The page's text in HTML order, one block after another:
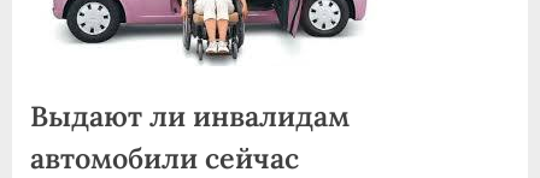
Выдают ли инвалидам
автомобили сейчас